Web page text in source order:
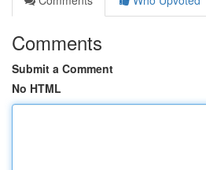
Comments
Submit a Comment
No HTML